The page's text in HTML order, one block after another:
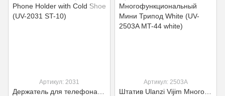
Артикул: 2031 Артикул: 2503A